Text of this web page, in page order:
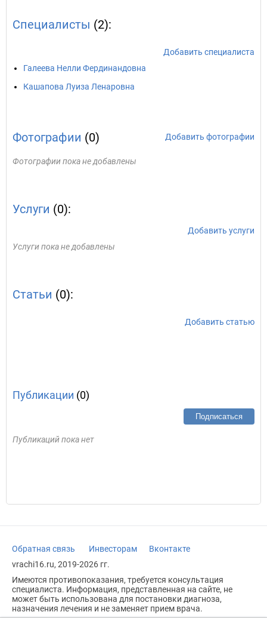
Специалисты (2):
Добавить специалиста
Галеева Нелли Фердинандовна
Кашапова Луиза Ленаровна
Фотографии (0) Добавить фотографии
Фотографии пока не добавлены
Услуги (0):
Добавить услуги
Услуги пока не добавлены
Статьи (0):
Добавить статью
Публикации (0)
Подписаться
Публикаций пока нет
Обратная связь Инвесторам
Вконтакте
vrachi16.ru, 2019-2026 гг.
Имеются противопоказания, требуется консультация
специалиста. Информация, представленная на сайте, не
может быть использована для постановки диагноза,
назначения лечения и не заменяет прием врача.